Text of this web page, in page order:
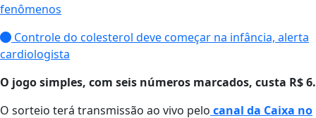
fenômenos
Controle do colesterol deve começar na infância, alerta
cardiologista
O jogo simples, com seis números marcados, custa R$ 6.
O sorteio terá transmissão ao vivo pelo canal da Caixa no